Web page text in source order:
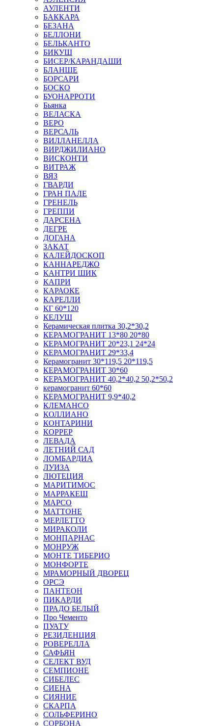
АУЛЕНТИ
БАККАРА
БЕЗАНА
БЕЛЛОНИ
БЕЛЬКАНТО
БИКУШ
БИСЕР/КАРАНДАШИ
БЛАНШЕ
БОРСАРИ
БОСКО
БУОНАРРОТИ
Бьянка
ВЕЛАСКА
ВЕРО
ВЕРСАЛЬ
ВИЛЛАНЕЛЛА
ВИРДЖИЛИАНО
ВИСКОНТИ
ВИТРАЖ
ВЯЗ
ГВАРДИ
ГРАН ПАЛЕ
ГРЕНЕЛЬ
ГРЕППИ
ДАРСЕНА
ДЕГРЕ
ДОГАНА
ЗАКАТ
КАЛЕЙДОСКОП
КАННАРЕДЖО
КАНТРИ ШИК
КАПРИ
КАРАОКЕ
КАРЕЛЛИ
КГ 60*120
КЕЛУШ
Керамическая плитка 30,2*30,2
КЕРАМОГРАНИТ 13*80 20*80
КЕРАМОГРАНИТ 20*23,1 24*24
КЕРАМОГРАНИТ 29*33,4
Керамогранит 30*119,5 20*119,5
КЕРАМОГРАНИТ 30*60
КЕРАМОГРАНИТ 40,2*40,2 50,2*50,2
керамогранит 60*60
КЕРАМОГРАНИТ 9,9*40,2
КЛЕМАНСО
КОЛЛИАНО
КОНТАРИНИ
КОРРЕР
ЛЕВАДА
ЛЕТНИЙ САД
ЛОМБАРДИА
ЛУИЗА
ЛЮТЕЦИЯ
МАРИТИМОС
МАРРАКЕШ
МАРСО
МАТТОНЕ
МЕРЛЕТТО
МИРАКОЛИ
МОНПАРНАС
МОНРУЖ
МОНТЕ ТИБЕРИО
МОНФОРТЕ
МРАМОРНЫЙ ДВОРЕЦ
ОРСЭ
ПАНТЕОН
ПИКАРДИ
ПРАДО БЕЛЫЙ
Про Чементо
ПУАТУ
РЕЗИДЕНЦИЯ
РОВЕРЕЛЛА
САФЬЯН
СЕЛЕКТ ВУД
СЕМПИОНЕ
СИБЕЛЕС
СИЕНА
СИЯНИЕ
СКАРПА
СОЛЬФЕРИНО
СОРБОНА